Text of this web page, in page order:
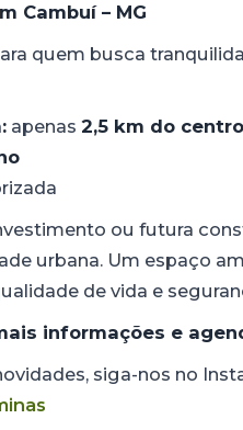
Cambuí – MG
quem busca
apenas 2,5 km do
ou futura
urbana. Um espaço
de vida e
informações e
siga-nos no